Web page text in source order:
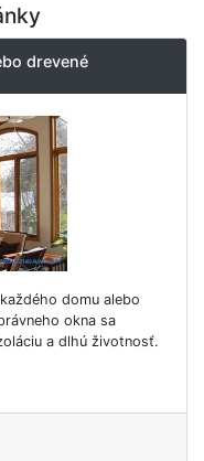
drevené
domu alebo
okna sa
a dlhú životnosť.